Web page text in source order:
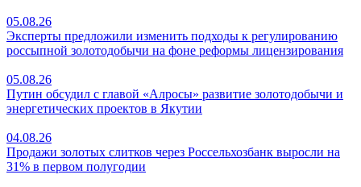
05.08.26
Эксперты предложили изменить подходы к регулированию
россыпной золотодобычи на фоне реформы лицензирования
05.08.26
Путин обсудил с главой «Алросы» развитие золотодобычи и
энергетических проектов в Якутии
04.08.26
Продажи золотых слитков через Россельхозбанк выросли на
31% в первом полугодии